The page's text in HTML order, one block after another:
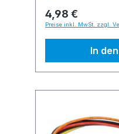
4,98 €
Preise inkl. MwSt. zzgl.
In